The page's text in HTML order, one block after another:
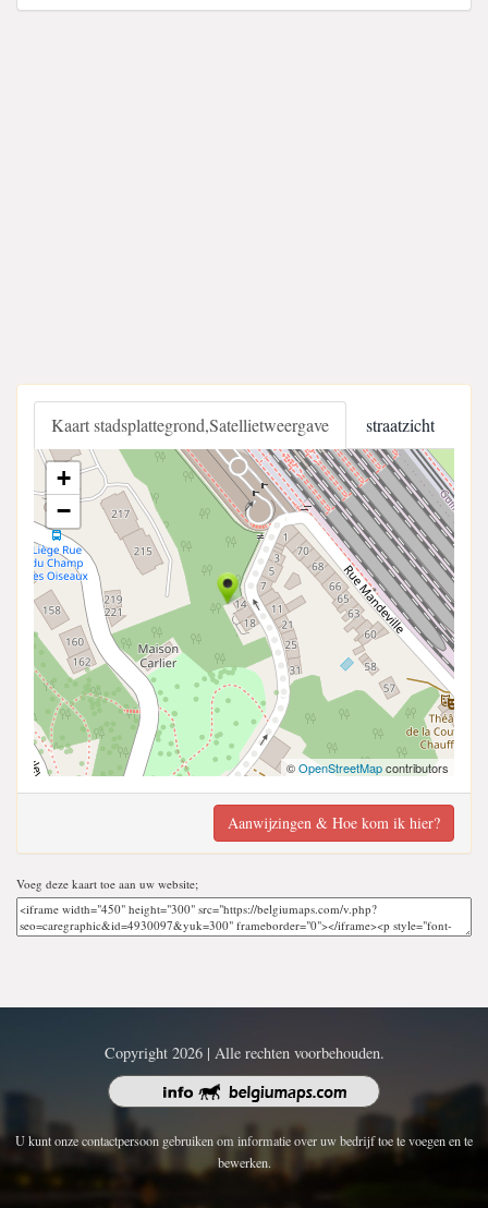
Kaart stadsplattegrond,Satellietweergave straatzicht
+
−
©OpenStreetMapcontributors
Aanwijzingen & Hoe kom ik hier?
Voeg deze kaart toe aan uw website;
Copyright 2026 | Alle rechten voorbehouden.
U kunt onze contactpersoon gebruiken om informatie over uw bedrijf toe te voegen en te
bewerken.